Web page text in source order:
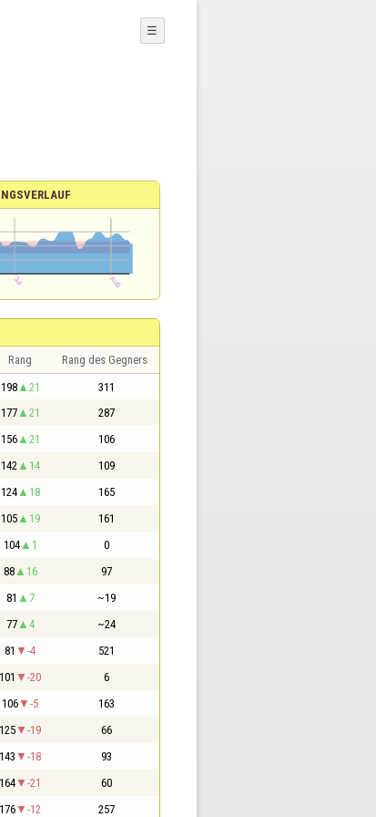
☰
Rang Rang des Gegners
198 21 311
177 21 287
156 21 106
142 14 109
124 18 165
105 19 161
104 1 0
88 16 97
81 7 ~19
77 4 ~24
81 -4 521
101 -20 6
106 -5 163
125 -19 66
143 -18 93
164 -21 60
176 -12 257